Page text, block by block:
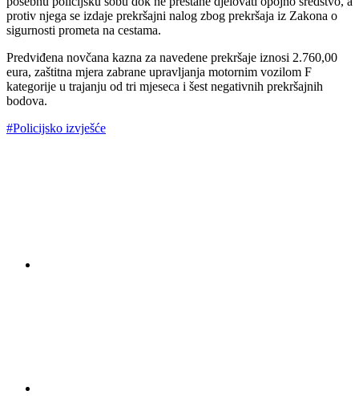
protiv njega se izdaje prekršajni nalog zbog prekršaja iz Zakona o
sigurnosti prometa na cestama.
Predviđena novčana kazna za navedene prekršaje iznosi 2.760,00
eura, zaštitna mjera zabrane upravljanja motornim vozilom F
kategorije u trajanju od tri mjeseca i šest negativnih prekršajnih
bodova.
#Policijsko izvješće